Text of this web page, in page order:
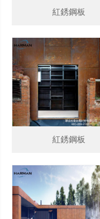
紅銹鋼板
紅銹鋼板